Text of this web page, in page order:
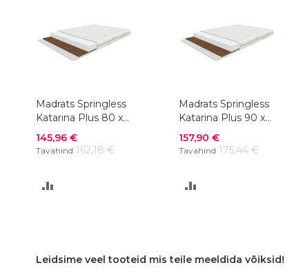
Madrats Springless
Katarina Plus 80 x
200 cm
Soodushind
145,96 €
Tavahind 162,18 €
Madrats Springless
Katarina Plus 90 x
200 cm
Soodushind
157,90 €
Tavahind 175,44 €
Leidsime veel tooteid mis teile meeldida võiksid!